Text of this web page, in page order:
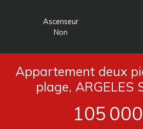
Ascenseur
Non
Appartement deux
plage, ARGELES
105 000